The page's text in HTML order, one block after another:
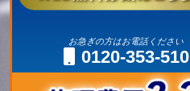
お急ぎの方はお電話ください
0120-353-510